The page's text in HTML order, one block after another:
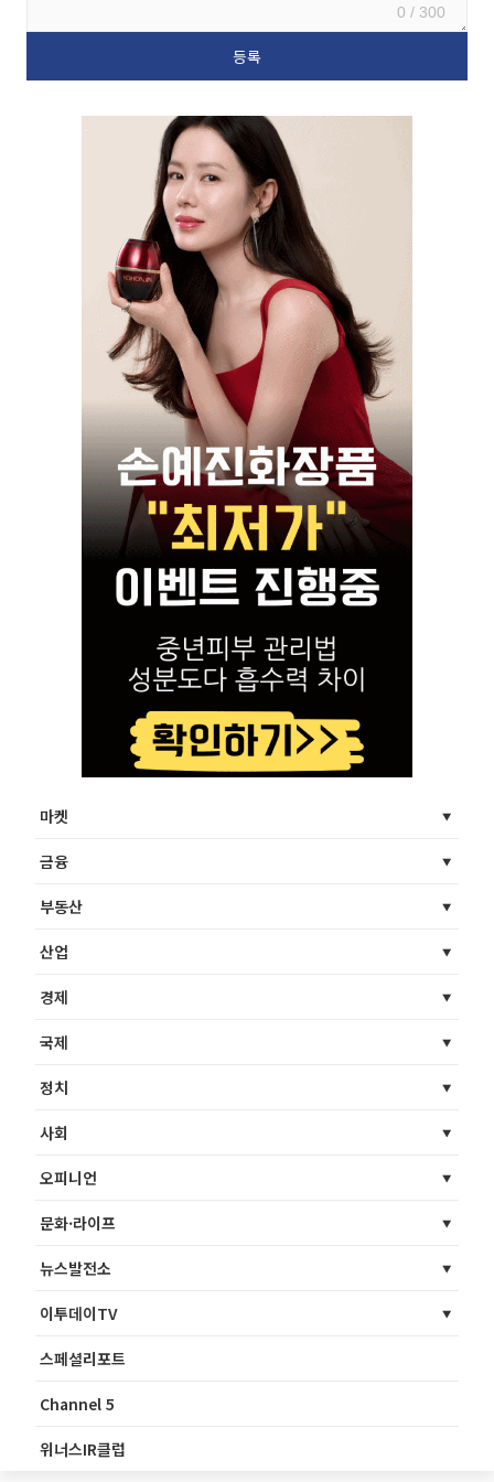
0 / 300
마켓
금융
부동산
산업
경제
국제
정치
사회
오피니언
문화·라이프
뉴스발전소
이투데이TV
스페셜리포트
Channel 5
위너스IR클럽